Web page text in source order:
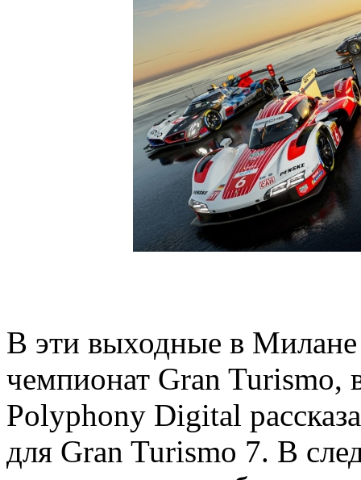
В эти выходные в
чемпионат Gran Turismo,
Polyphony Digital
для Gran Turismo 7. В